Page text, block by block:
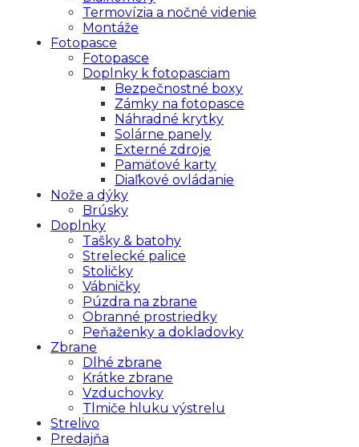
Termovízia a nočné videnie
Montáže
Fotopasce
Fotopasce
Doplnky k fotopasciam
Bezpečnostné boxy
Zámky na fotopasce
Náhradné krytky
Solárne panely
Externé zdroje
Pamäťové karty
Diaľkové ovládanie
Nože a dýky
Brúsky
Doplnky
Tašky & batohy
Strelecké palice
Stoličky
Vábničky
Púzdra na zbrane
Obranné prostriedky
Peňaženky a dokladovky
Zbrane
Dlhé zbrane
Krátke zbrane
Vzduchovky
Tlmiče hluku výstrelu
Strelivo
Predajňa